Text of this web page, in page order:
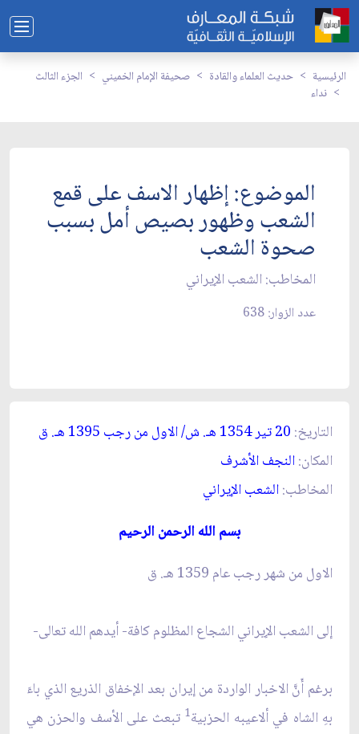
الرئيسية حديث العلماء والقادة صحيفة الإمام الخميني
الجزء الثالث
نداء
الموضوع: إظهار الاسف على قمع
الشعب وظهور بصيص أمل بسبب
صحوة الشعب
المخاطب: الشعب الإيراني‏
عدد الزوار: 638
التاريخ: 20 تير 1354 هـ. ش/ الاول من رجب 1395 هـ. ق‏
المكان:النجف الأشرف‏
المخاطب:الشعب الإيراني‏
بسم الله الرحمن الرحيم‏
الاول من شهر رجب عام 1359 هـ. ق‏
إلى الشعب الإيراني الشجاع المظلوم كافة- أيدهم الله تعالى-
برغم أَنَّ الاخبار الواردة من إيران بعد الإخفاق الذريع الذي باءَ
بهِ الشاه في ألاعيبه الحزبية1 تبعث على الأسف والحزن هي